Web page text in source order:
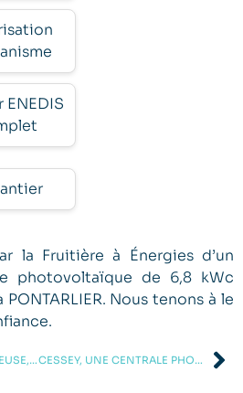
ENEDIS
la Fruitière à Énergies d’un
photovoltaïque de 6,8 kWc
Nous tenons à le
LA CHAPELLE-SUR-FURIEUSE, UNE CENTRALE PHOTOVOLTAÏQUE DE 9 KWC CESSEY, UNE CENTRALE PHOTOVOLTAÏQUE DE 1.7 KWC